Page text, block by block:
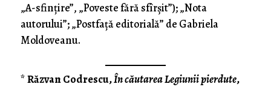
„A-sfinţire”, „Poveste fără sfîrşit”); „Nota
autorului”; „Postfaţă editorială” de Gabriela
Moldoveanu.
*Răzvan Codrescu,În căutarea Legiunii pierdute,